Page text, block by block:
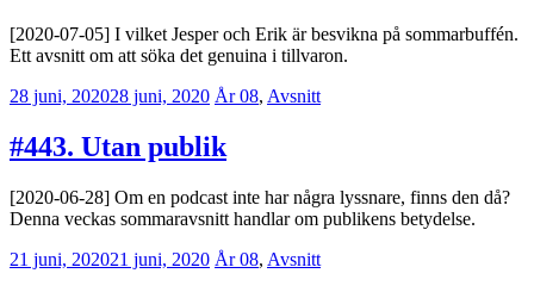
[2020-07-05] I vilket Jesper och Erik är besvikna på sommarbuffén.
Ett avsnitt om att söka det genuina i tillvaron.
28 juni, 202028 juni, 2020 Erik
År 08, Avsnitt
#443. Utan publik
[2020-06-28] Om en podcast inte har några lyssnare, finns den då?
Denna veckas sommaravsnitt handlar om publikens betydelse.
21 juni, 202021 juni, 2020 Erik
År 08, Avsnitt